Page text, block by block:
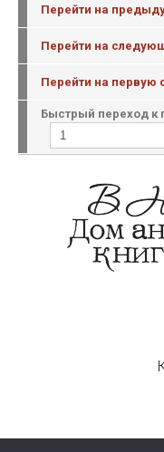
Перейти на
Перейти на
Перейти на первую
Быстрый переход к